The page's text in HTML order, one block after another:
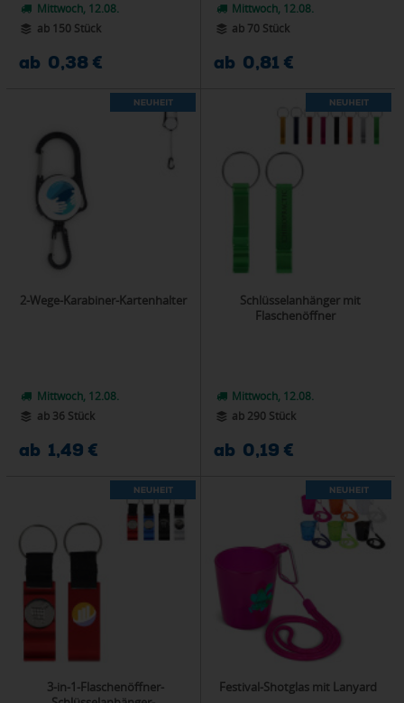
Mittwoch, 12.08.
ab 150 Stück
ab 0,38 €
Mittwoch, 12.08.
ab 70 Stück
ab 0,81 €
2-Wege-Karabiner-Kartenhalter
Mittwoch, 12.08.
ab 36 Stück
ab 1,49 €
Schlüsselanhänger mit
Flaschenöffner
Mittwoch, 12.08.
ab 290 Stück
ab 0,19 €
3-in-1-Flaschenöffner-
Festival-Shotglas mit Lanyard